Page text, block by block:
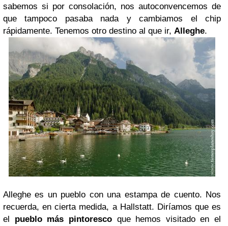
sabemos si por consolación, nos autoconvencemos de
que tampoco pasaba nada y cambiamos el chip
rápidamente. Tenemos otro destino al que ir, Alleghe.
Alleghe es un pueblo con una estampa de cuento. Nos
recuerda, en cierta medida, a Hallstatt. Diríamos que es
el pueblo más pintorescoque hemos visitado en el